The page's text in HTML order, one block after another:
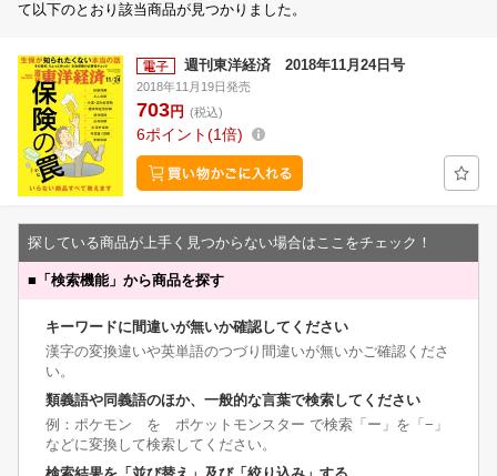
て以下のとおり該当商品が見つかりました。
週刊東洋経済 2018年11月24日号
2018年11月19日発売
703円 (税込)
6ポイント 1倍
探している商品が上手く見つからない場合はここをチェック！
■ 「検索機能」から商品を探す
キーワードに間違いが無いか確認してください
漢字の変換違いや英単語のつづり間違いが無いかご確認くださ
い。
類義語や同義語のほか、一般的な言葉で検索してください
例：ポケモン を ポケットモンスター で検索「ー」を「−」
などに変換して検索してください。
検索結果を「並び替え」及び「絞り込み」する